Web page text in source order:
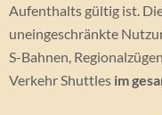
Aufenthalts gültig ist.
uneingeschränkte
S-Bahnen,
Verkehr Shuttles im